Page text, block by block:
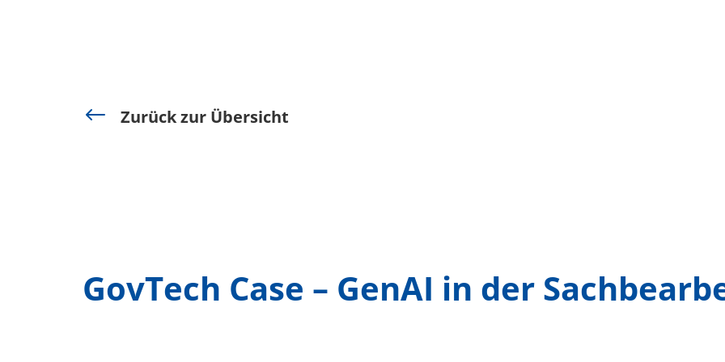
# Zurück zur Übersicht
GovTech Case – GenAI in der